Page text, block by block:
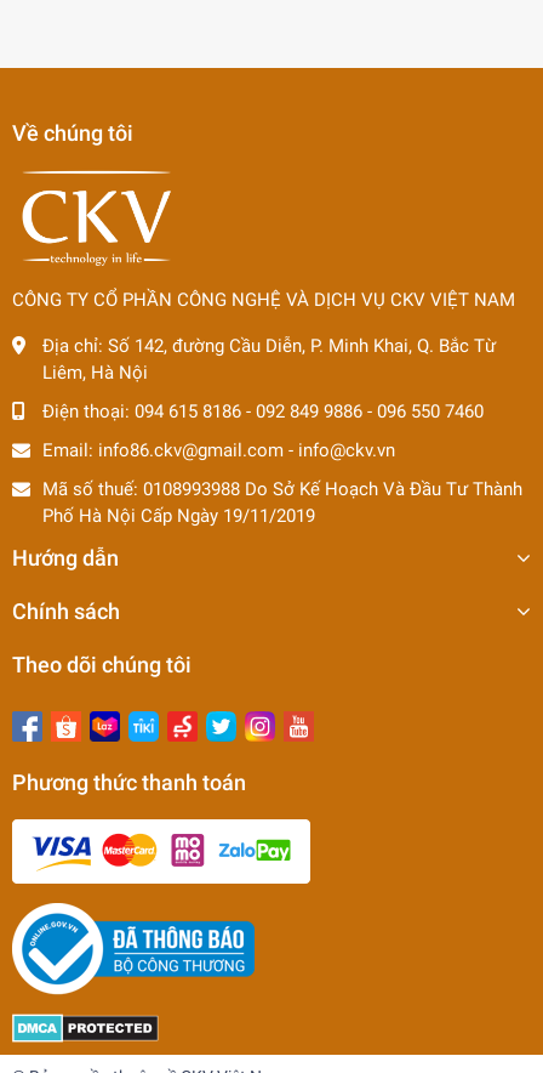
Về chúng tôi
CÔNG TY CỔ PHẦN CÔNG NGHỆ VÀ DỊCH VỤ CKV VIỆT NAM
Địa chỉ: Số 142, đường Cầu Diễn, P. Minh Khai, Q. Bắc Từ
Liêm, Hà Nội
Điện thoại: 094 615 8186 - 092 849 9886 - 096 550 7460
Email: info86.ckv@gmail.com - info@ckv.vn
Mã số thuế: 0108993988 Do Sở Kế Hoạch Và Đầu Tư Thành
Phố Hà Nội Cấp Ngày 19/11/2019
Hướng dẫn
Chính sách
Theo dõi chúng tôi
Phương thức thanh toán
0₫